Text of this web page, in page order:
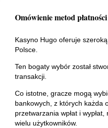
Omówienie metod
Kasyno Hugo oferuje
Polsce.
Ten bogaty wybór został
transakcji.
Co istotne, gracze mogą
bankowych, z których każda
przetwarzania wpłat i
wielu użytkowników.